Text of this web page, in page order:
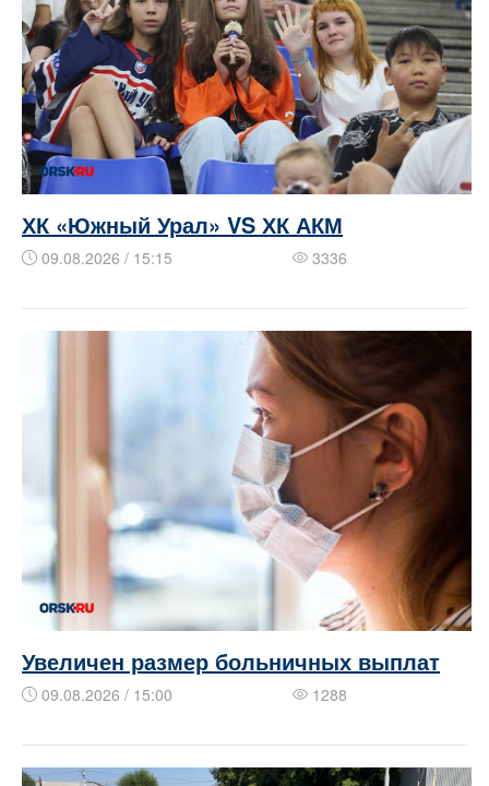
ХК «Южный Урал» VS ХК АКМ
09.08.2026 / 15:15 3336
Увеличен размер больничных выплат
09.08.2026 / 15:00 1288